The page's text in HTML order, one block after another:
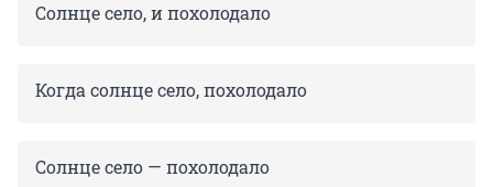
Солнце село, и похолодало
Когда солнце село, похолодало
Солнце село — похолодало